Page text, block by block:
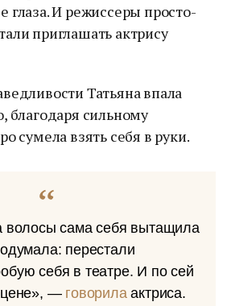
глаза. И режиссеры просто-
приглашать актрису
Татьяна впала
благодаря сильному
сумела взять себя в руки.
волосы сама себя вытащила
перестали
себя в театре. И по сей
— говорилаактриса.